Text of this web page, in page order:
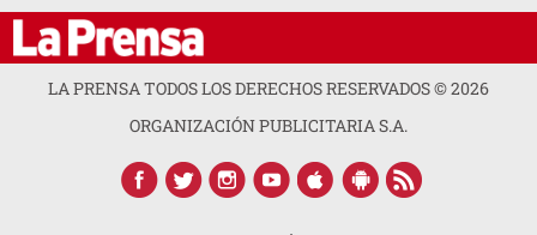
LA PRENSA TODOS LOS DERECHOS RESERVADOS ©2026
ORGANIZACIÓN PUBLICITARIA S.A.